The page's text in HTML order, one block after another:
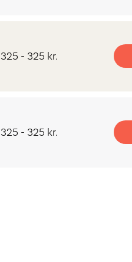
325 - 325 kr.
325 - 325 kr.